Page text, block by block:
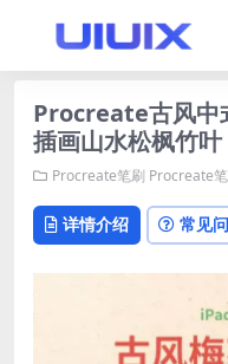
Procreate古风中
插画山水松枫竹叶
Procreate笔刷 Procreate
详情介绍 常见